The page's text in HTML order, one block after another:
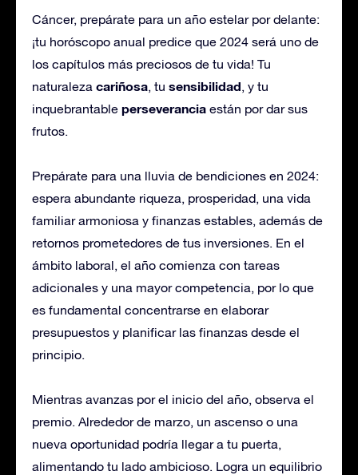
Cáncer, prepárate para un año estelar por delante:
¡tu horóscopo anual predice que 2024 será uno de
los capítulos más preciosos de tu vida! Tu
naturaleza cariñosa, tu sensibilidad, y tu
inquebrantable perseverancia están por dar sus
frutos.
Prepárate para una lluvia de bendiciones en 2024:
espera abundante riqueza, prosperidad, una vida
familiar armoniosa y finanzas estables, además de
retornos prometedores de tus inversiones. En el
ámbito laboral, el año comienza con tareas
adicionales y una mayor competencia, por lo que
es fundamental concentrarse en elaborar
presupuestos y planificar las finanzas desde el
principio.
Mientras avanzas por el inicio del año, observa el
premio. Alrededor de marzo, un ascenso o una
nueva oportunidad podría llegar a tu puerta,
alimentando tu lado ambicioso. Logra un equilibrio